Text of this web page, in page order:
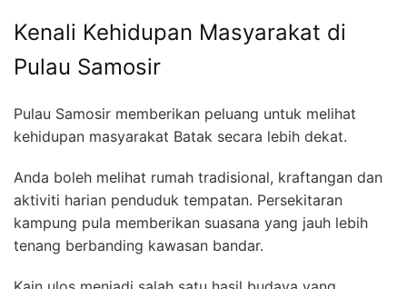
Kenali Kehidupan Masyarakat di
Pulau Samosir
Pulau Samosir memberikan peluang untuk melihat
kehidupan masyarakat Batak secara lebih dekat.
Anda boleh melihat rumah tradisional, kraftangan dan
aktiviti harian penduduk tempatan. Persekitaran
kampung pula memberikan suasana yang jauh lebih
tenang berbanding kawasan bandar.